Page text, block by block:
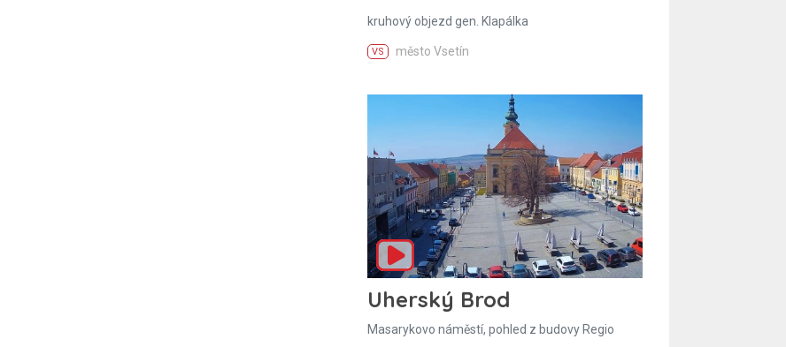
kruhový objezd gen. Klapálka
VS město Vsetín
Uherský Brod
Masarykovo náměstí, pohled z budovy Regio